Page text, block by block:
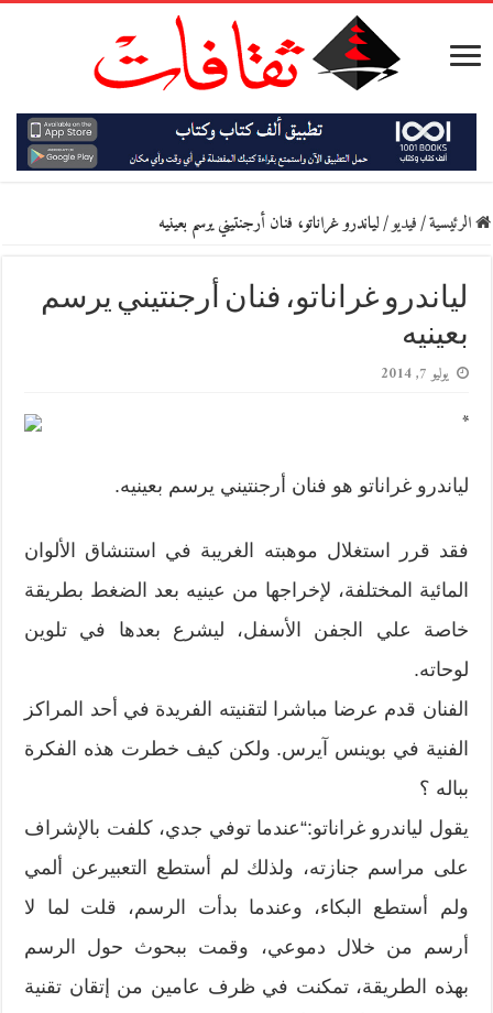
الرئيسية/فيديو/لياندرو غراناتو، فنان أرجنتيني يرسم بعينيه
لياندرو غراناتو، فنان أرجنتيني يرسم
بعينيه
يوليو 7, 2014
*
لياندرو غراناتو هو فنان أرجنتيني يرسم بعينيه.
فقد قرر استغلال موهبته الغريبة في استنشاق الألوان
المائية المختلفة، لإخراجها من عينيه بعد الضغط بطريقة
خاصة علي الجفن الأسفل، ليشرع بعدها في تلوين
لوحاته.
الفنان قدم عرضا مباشرا لتقنيته الفريدة في أحد المراكز
الفنية في بوينس آيرس. ولكن كيف خطرت هذه الفكرة
بباله ؟
يقول لياندرو غراناتو:“عندما توفي جدي، كلفت بالإشراف
على مراسم جنازته، ولذلك لم أستطع التعبيرعن ألمي
ولم أستطع البكاء، وعندما بدأت الرسم، قلت لما لا
أرسم من خلال دموعي، وقمت ببحوث حول الرسم
بهذه الطريقة، تمكنت في ظرف عامين من إتقان تقنية